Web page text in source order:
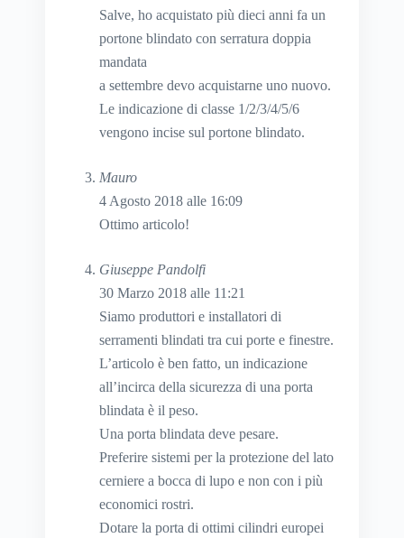
Salve, ho acquistato più dieci anni fa un
portone blindato con serratura doppia
mandata
a settembre devo acquistarne uno nuovo.
Le indicazione di classe 1/2/3/4/5/6
vengono incise sul portone blindato.
Mauro
4 Agosto 2018 alle 16:09
Ottimo articolo!
Giuseppe Pandolfi
30 Marzo 2018 alle 11:21
Siamo produttori e installatori di
serramenti blindati tra cui porte e finestre.
L’articolo è ben fatto, un indicazione
all’incirca della sicurezza di una porta
blindata è il peso.
Una porta blindata deve pesare.
Preferire sistemi per la protezione del lato
cerniere a bocca di lupo e non con i più
economici rostri.
Dotare la porta di ottimi cilindri europei